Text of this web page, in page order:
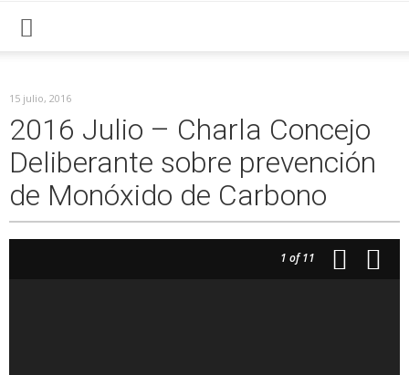
15 julio, 2016
2016 Julio – Charla Concejo
Deliberante sobre prevención
de Monóxido de Carbono
1 of 11